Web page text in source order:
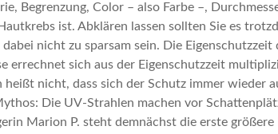
Begrenzung, Color – also Farbe –,
ist. Abklären lassen sollten Sie es
nicht zu sparsam sein. Die
errechnet sich aus der Eigenschutzzeit
nicht, dass sich der Schutz immer wieder
Die UV-Strahlen machen vor
Marion P. steht demnächst die erste